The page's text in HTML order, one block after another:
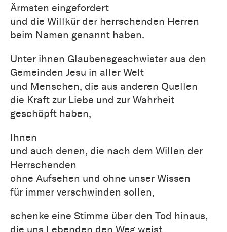
Ärmsten eingefordert
und die Willkür der herrschenden Herren
beim Namen genannt haben.
Unter ihnen Glaubensgeschwister aus den
Gemeinden Jesu in aller Welt
und Menschen, die aus anderen Quellen
die Kraft zur Liebe und zur Wahrheit
geschöpft haben,
Ihnen
und auch denen, die nach dem Willen der
Herrschenden
ohne Aufsehen und ohne unser Wissen
für immer verschwinden sollen,
schenke eine Stimme über den Tod hinaus,
die uns Lebenden den Weg weist,